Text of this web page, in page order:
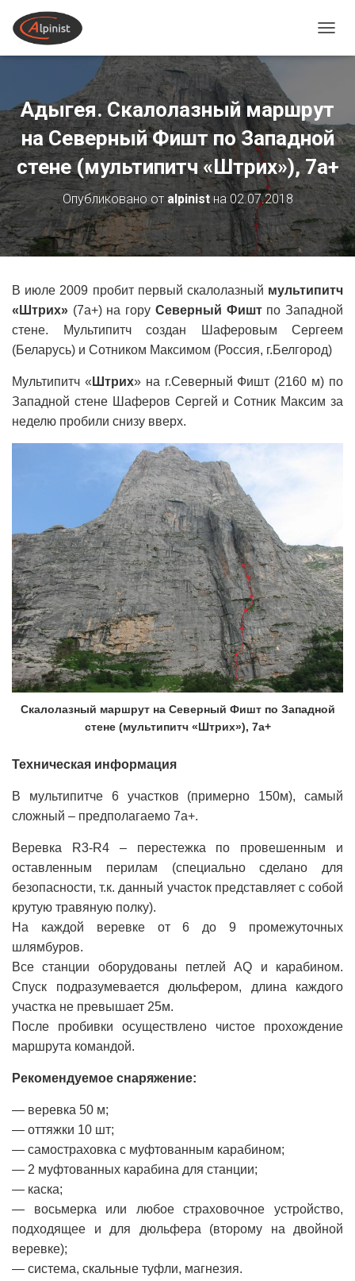
Адыгея. Скалолазный маршрут
на Северный Фишт по Западной
стене (мультипитч «Штрих»), 7а+
Опубликовано от alpinistна02.07.2018
В июле 2009 пробит первый скалолазный мультипитч
«Штрих» (7а+) на гору Северный Фиштпо Западной
стене. Мультипитч создан Шаферовым Сергеем
(Беларусь) и Сотником Максимом (Россия, г.Белгород)
Мультипитч « Штрих» на г.Северный Фишт (2160 м) по
Западной стене Шаферов Сергей и Сотник Максим за
неделю пробили снизу вверх.
Скалолазный маршрут на Северный Фишт по Западной
стене (мультипитч «Штрих»), 7а+
Техническая информация
В мультипитче 6 участков (примерно 150м), самый
сложный – предполагаемо 7а+.
Веревка R3-R4 – перестежка по провешенным и
оставленным перилам (специально сделано для
безопасности, т.к. данный участок представляет с собой
крутую травяную полку).
На каждой веревке от 6 до 9 промежуточных
шлямбуров.
Все станции оборудованы петлей AQ и карабином.
Спуск подразумевается дюльфером, длина каждого
участка не превышает 25м.
После пробивки осуществлено чистое прохождение
маршрута командой.
Рекомендуемое снаряжение:
— веревка 50 м;
— оттяжки 10 шт;
— самостраховка с муфтованным карабином;
— 2 муфтованных карабина для станции;
— каска;
— восьмерка или любое страховочное устройство,
подходящее и для дюльфера (второму на двойной
веревке);
— система, скальные туфли, магнезия.